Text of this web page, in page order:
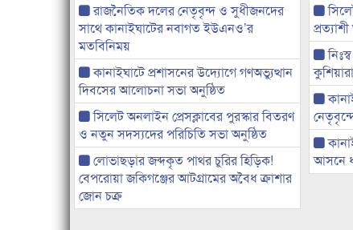
রাজনৈতিক দলের নেতৃবৃন্দ ও সুধীজনদের
সাথে কানাইঘাটের নবাগত ইউএনও’র
মতবিনিময়
কানাইঘাটে প্রশাসনের উদ্যোগে গণঅভ্যুত্থান
দিবসের আলোচনা সভা অনুষ্ঠিত
সিলেট অনলাইন প্রেসক্লাবের পুরস্কার বিতরণ
ও নতুন সদস্যদের পরিচিতি সভা অনুষ্ঠিত
লোভাছড়ার জব্দকৃত পাথর চুরির হিড়িক!
বেপরোয়া জকিগঞ্জের আটগ্রামের অবৈধ ক্রাশার
জোন চক্র
আসনে